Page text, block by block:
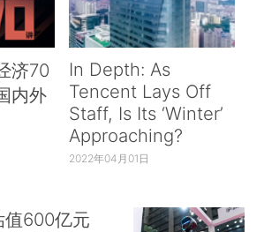
济70
内外
In Depth: As
Tencent Lays Off
Staff, Is Its ‘Winter’
Approaching?
2022年04月01日
值600亿元